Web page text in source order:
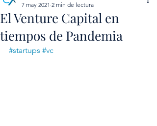
El Venture Capital en
tiempos de Pandemia
7 may 2021 2 min de lectura
#startups #vc